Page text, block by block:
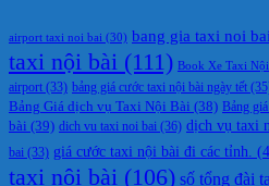
airport taxi noi bai (30) bang gia taxi noi bai
taxi nội bài (111) Book Xe Taxi
airport (33) bảng giá cước taxi nội bài ngày tết
Bảng Giá dịch vụ Taxi Nội Bài (38) Bảng
bài (39) dich vu taxi noi bai (36) dịch vụ taxi
bai (33) giá cước taxi nội bài đi các tỉnh.
taxi nội bài (106) số tổng đài